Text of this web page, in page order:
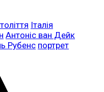
Італія
Антоніс ван Дейк
Рубенс портрет